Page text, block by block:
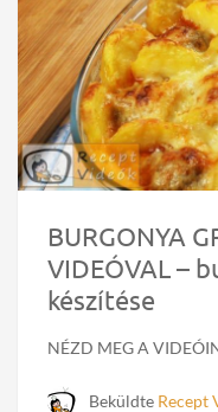
BURGONYA
VIDEÓVAL –
készítése
NÉZD MEG A
Beküldte Recept